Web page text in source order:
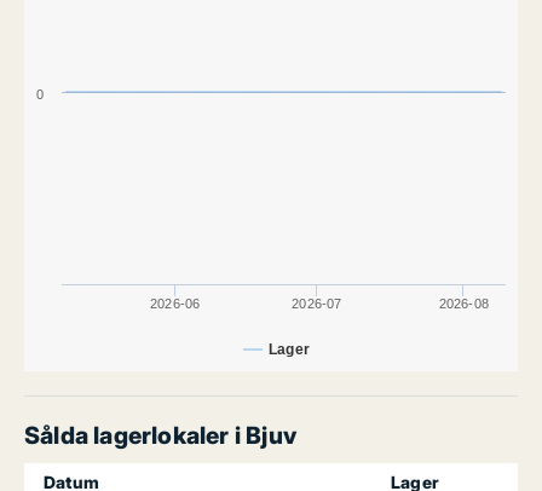
Lager
2026-06 2026-07 2026-08
0
Sålda lagerlokaler i Bjuv
Datum
Lager